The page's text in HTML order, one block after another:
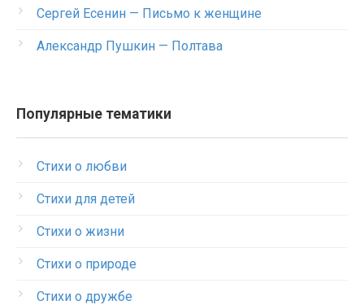
Сергей Есенин — Письмо к женщине
Александр Пушкин — Полтава
Популярные тематики
Стихи о любви
Стихи для детей
Стихи о жизни
Стихи о природе
Стихи о дружбе